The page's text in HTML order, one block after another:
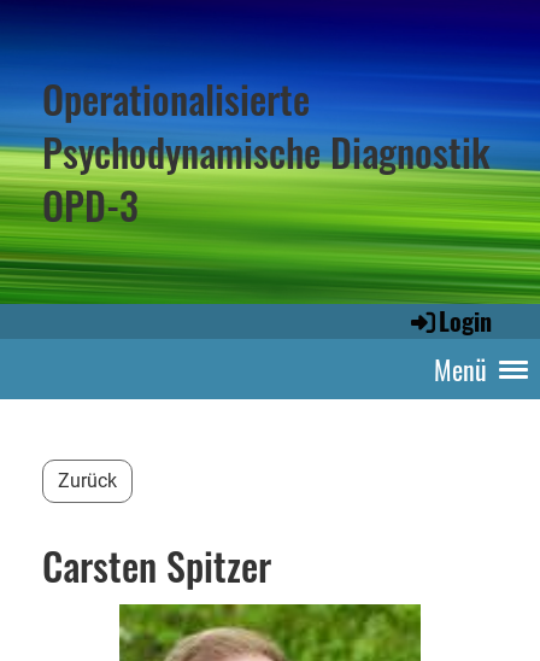
Operationalisierte
Psychodynamische Diagnostik
OPD-3
Login
Menü
Zurück
Carsten Spitzer